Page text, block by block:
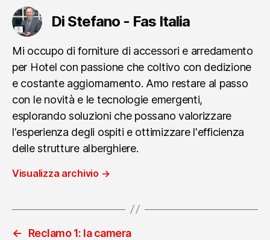
Di Stefano - Fas Italia
Mi occupo di forniture di accessori e arredamento
per Hotel con passione che coltivo con dedizione
e costante aggiornamento. Amo restare al passo
con le novità e le tecnologie emergenti,
esplorando soluzioni che possano valorizzare
l'esperienza degli ospiti e ottimizzare l'efficienza
delle strutture alberghiere.
Visualizza archivio →
←
Reclamo 1: la camera